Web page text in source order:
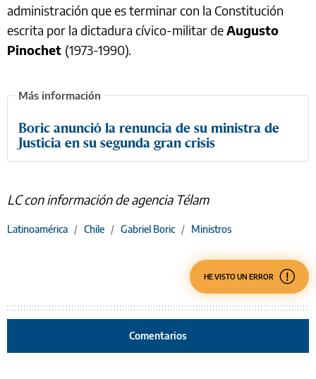
administración que es terminar con la Constitución
escrita por la dictadura cívico-militar deAugusto
Pinochet (1973-1990).
Boric anunció la renuncia de su ministra de
Justicia en su segunda gran crisis
LC con información de agencia Télam
Latinoamérica / Chile / Gabriel Boric / Ministros
HE VISTO UN ERROR
Comentarios